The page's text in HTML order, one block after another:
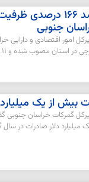
رشد ۱۶۶ درصدی
جنوبی
در استان مصوب شده و ۱۱ پروژه نیز
بیش از یک
گمرکات خراسان جنوبی
میلیارد دلار صادرات در